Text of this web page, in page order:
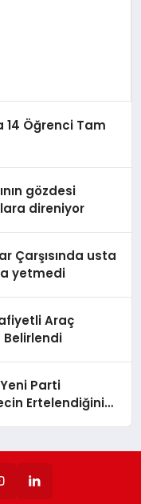
14 Öğrenci Tam
gözdesi
direniyor
Çarşısında usta
yetmedi
Araç
Parti
Ertelendiğini